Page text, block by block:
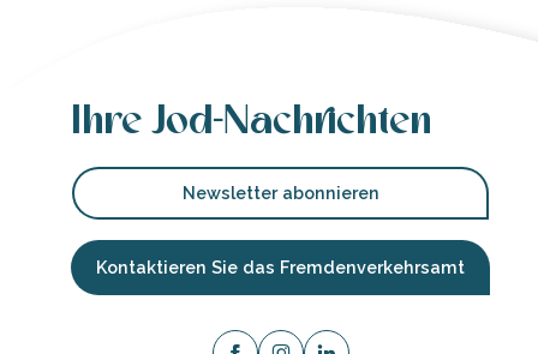
Ihre Jod-Nachrichten
Newsletter abonnieren
Kontaktieren Sie das Fremdenverkehrsamt